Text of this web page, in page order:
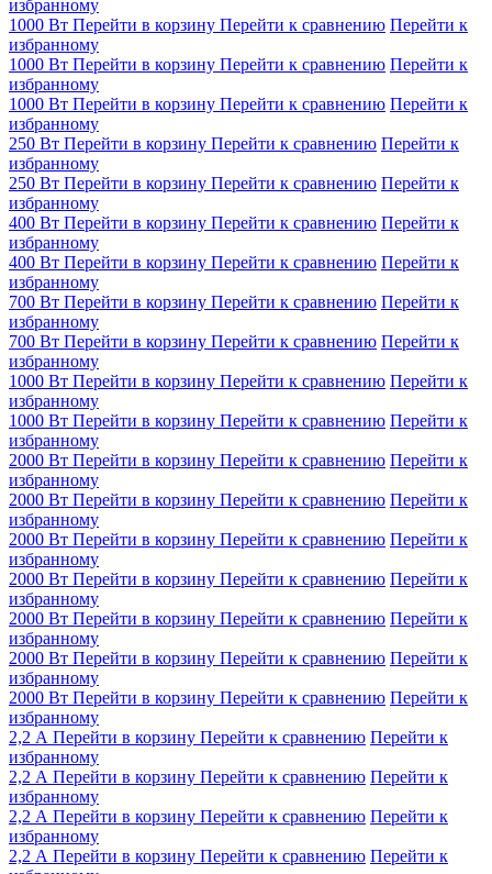
избранному
1000 Вт Перейти в корзину Перейти к сравнению Перейти к
избранному
1000 Вт Перейти в корзину Перейти к сравнению Перейти к
избранному
1000 Вт Перейти в корзину Перейти к сравнению Перейти к
избранному
250 Вт Перейти в корзину Перейти к сравнению Перейти к
избранному
250 Вт Перейти в корзину Перейти к сравнению Перейти к
избранному
400 Вт Перейти в корзину Перейти к сравнению Перейти к
избранному
400 Вт Перейти в корзину Перейти к сравнению Перейти к
избранному
700 Вт Перейти в корзину Перейти к сравнению Перейти к
избранному
700 Вт Перейти в корзину Перейти к сравнению Перейти к
избранному
1000 Вт Перейти в корзину Перейти к сравнению Перейти к
избранному
1000 Вт Перейти в корзину Перейти к сравнению Перейти к
избранному
2000 Вт Перейти в корзину Перейти к сравнению Перейти к
избранному
2000 Вт Перейти в корзину Перейти к сравнению Перейти к
избранному
2000 Вт Перейти в корзину Перейти к сравнению Перейти к
избранному
2000 Вт Перейти в корзину Перейти к сравнению Перейти к
избранному
2000 Вт Перейти в корзину Перейти к сравнению Перейти к
избранному
2000 Вт Перейти в корзину Перейти к сравнению Перейти к
избранному
2000 Вт Перейти в корзину Перейти к сравнению Перейти к
избранному
2,2 А Перейти в корзину Перейти к сравнению Перейти к
избранному
2,2 А Перейти в корзину Перейти к сравнению Перейти к
избранному
2,2 А Перейти в корзину Перейти к сравнению Перейти к
избранному
2,2 А Перейти в корзину Перейти к сравнению Перейти к